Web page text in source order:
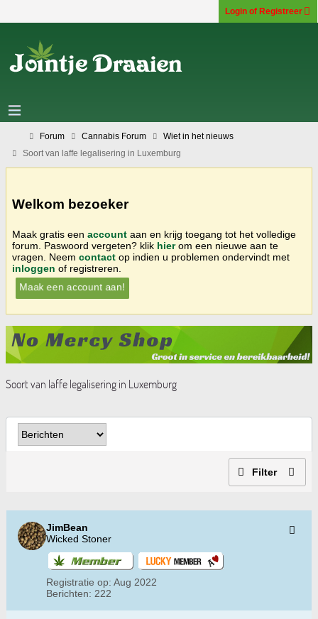
Login of Registreer
Forum Cannabis Forum
Wiet in het nieuws
Soort van laffe legalisering in Luxemburg
Welkom bezoeker
Maak gratis een account aan en krijg toegang tot het volledige
forum. Paswoord vergeten? klik hierom een nieuwe aan te
vragen. Neem contact op indien u problemen ondervindt met
inloggen of registreren.
Maak een account aan!
Soort van laffe legalisering in Luxemburg
Filter
JimBean
Wicked Stoner
Registratie op: Aug 2022
Berichten: 222